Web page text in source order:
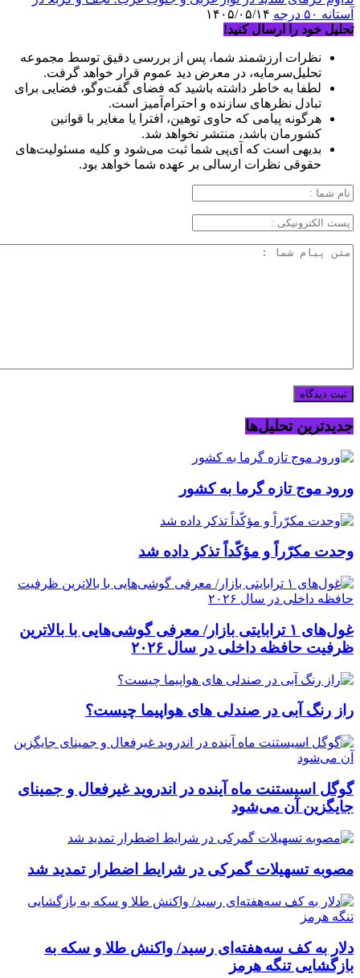
آستانه ۵۰ درجه
تحلیل خود را ارسال کنید!
نظرات ارزشمند شما، پس از بررسی دقیق توسط مجموعه
تحلیل‌سرمایه، در معرض دید عموم قرار خواهد گرفت.
لطفا به خاطر داشته باشید که فضای گفت‌وگو، فضایی برای
تبادل نظرهای سازنده و احترام‌آمیز است.
هرگونه پیامی که حاوی توهین، افترا یا مغایر با قوانین
کشورمان باشد، منتشر نخواهد شد.
بدیهی است که آی‌پی شما ثبت می‌شود و کلیه مسئولیت‌های
حقوقی نظرات ارسالی بر عهده شما خواهد بود.
جدیدترین تحلیل‌ها
ورود موج تازه گرما به کشور
وحدت مکرّراً و مؤکّداً تذکر داده شد
غول‌های ۱ ترابایتی بازار/ معرفی گوشی‌هایی با بالاترین
ظرفیت حافظه داخلی در سال ۲۰۲۶
راز رنگ آبی در صندلی های هواپیما چیست؟
گوگل اسیستنت ماه آینده در اندروید غیرفعال و جمینای
جایگزین آن می‌شود
مصوبه تسهیلات گمرکی در شرایط اضطرار تمدید شد
دلار به کف سه‌هفته‌ای رسید/ واکنش طلا و سکه به
بازگشایی تنگه هرمز